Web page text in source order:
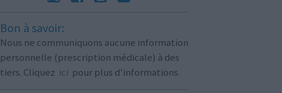
Bon à savoir:
Nous ne communiquons aucune information
personnelle (prescription médicale) à des
tiers. Cliquez ici pour plus d'informations.